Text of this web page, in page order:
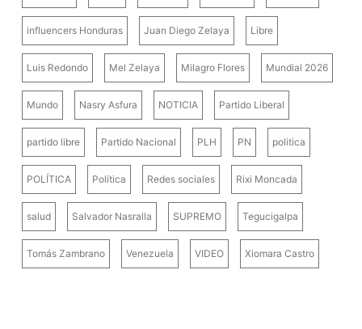
influencers Honduras Juan Diego Zelaya Libre
Luis Redondo Mel Zelaya Milagro Flores Mundial 2026
Mundo Nasry Asfura NOTICIA Partido Liberal
partido libre Partido Nacional PLH PN politica
POLÍTICA Política Redes sociales Rixi Moncada
salud Salvador Nasralla SUPREMO Tegucigalpa
Tomás Zambrano Venezuela VIDEO Xiomara Castro